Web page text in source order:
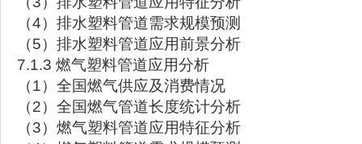
（4）排水塑料管道需求规模预测
（5）排水塑料管道应用前景分析
7.1.3 燃气塑料管道应用分析
（1）全国燃气供应及消费情况
（2）全国燃气管道长度统计分析
（3）燃气塑料管道应用特征分析